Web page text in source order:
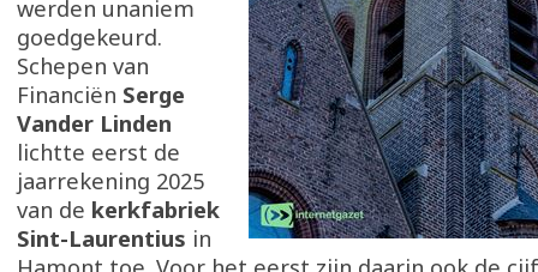
werden unaniem
goedgekeurd.
Schepen van
Financiën Serge
Vander Linden
lichtte eerst de
jaarrekening 2025
van de kerkfabriek
Sint-Laurentius in